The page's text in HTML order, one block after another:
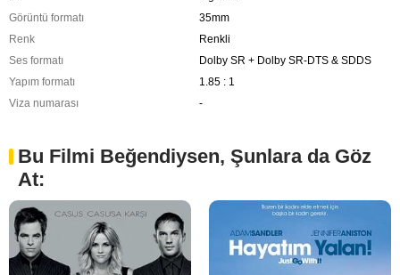
Görüntü formatı
35mm
Renk
Renkli
Ses formatı
Dolby SR + Dolby SR-DTS & SDDS
Yapım formatı
1.85 : 1
Viza numarası
-
Bu Filmi Beğendiysen, Şunlara da Göz
At: